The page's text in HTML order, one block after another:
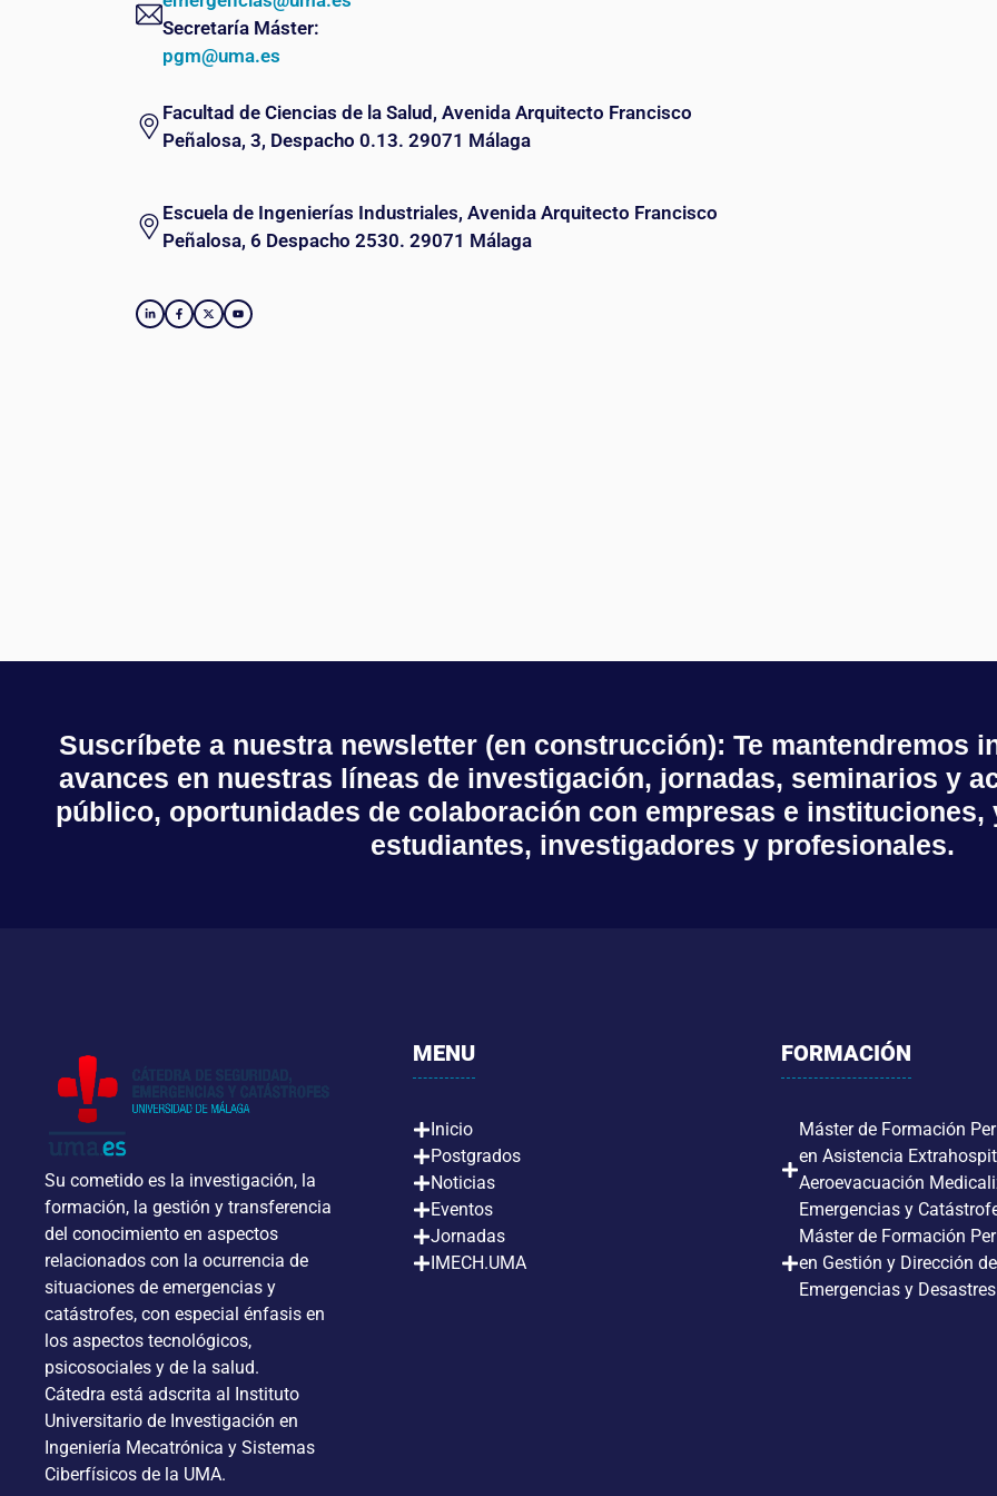
Secretaría Máster:
pgm@uma.es
Facultad de Ciencias de la Salud, Avenida Arquitecto Francisco
Peñalosa, 3, Despacho 0.13. 29071 Málaga
Escuela de Ingenierías Industriales, Avenida Arquitecto Francisco
Peñalosa, 6 Despacho 2530. 29071 Málaga
Suscríbete a nuestra newsletter (en construcción): Te mantendremos
avances en nuestras líneas de investigación, jornadas, seminarios y
público, oportunidades de colaboración con empresas e instituciones,
estudiantes, investigadores y profesionales.
Su cometido es la investigación, la
formación, la gestión y transferencia
del conocimiento en aspectos
relacionados con la ocurrencia de
situaciones de emergencias y
catástrofes, con especial énfasis en
los aspectos tecnológicos,
psicosociales y de la salud.
Cátedra está adscrita al Instituto
Universitario de Investigación en
Ingeniería Mecatrónica y Sistemas
Ciberfísicos de la UMA.
MENU
Inicio
Postgrados
Noticias
Eventos
Jornadas
IMECH.UMA
FORMACIÓN
Máster de Formación
en Asistencia
Aeroevacuación
Emergencias y
Máster de Formación
en Gestión y Dirección de
Emergencias y Desastres